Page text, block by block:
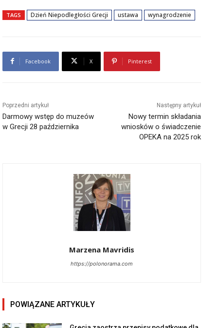
TAGS Dzień Niepodległości Grecji ustawa wynagrodzenie
Facebook X Pinterest
Poprzedni artykuł
Darmowy wstęp do muzeów
w Grecji 28 października
Następny artykuł
Nowy termin składania
wniosków o świadczenie
OPEKA na 2025 rok
Marzena Mavridis
https://polonorama.com
POWIĄZANE ARTYKUŁY